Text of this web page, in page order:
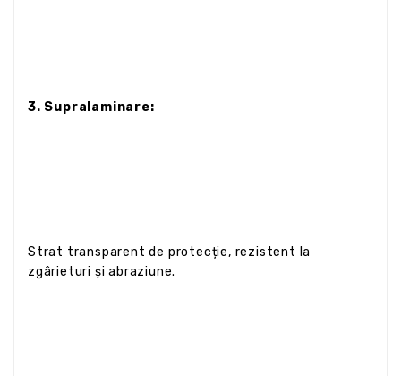
3. Supralaminare:
Strat transparent de protecție, rezistent la
zgârieturi și abraziune.